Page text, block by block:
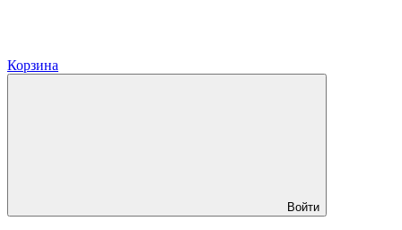
Корзина
Войти